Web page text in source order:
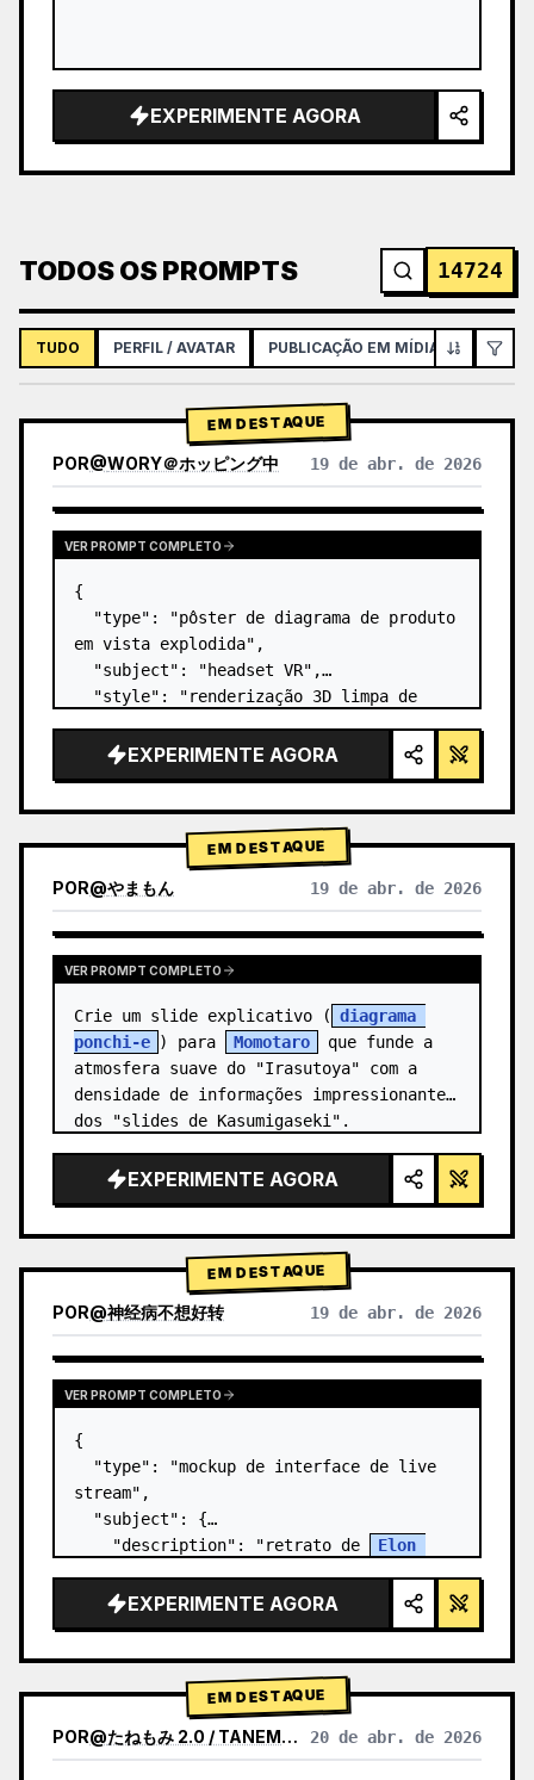
EXPERIMENTE AGORA
TODOS OS PROMPTS 14724
TUDO PERFIL / AVATAR PUBLICAÇÃO EM MÍDIAS SOCIAIS
EM DESTAQUE
POR@WORY＠ホッピング中 19 de abr. de 2026
VER PROMPT COMPLETO
{
  "type": "pôster de diagrama de produto
em vista explodida",
  "subject": "headset VR",
  "style": "renderização 3D limpa de
detalhes brilhantes",
  "background": "{argument
default=\"gradien…
EXPERIMENTE AGORA
EM DESTAQUE
POR@やまもん 19 de abr. de 2026
VER RESULTADOS DE OUTROS MODELOS
VER PROMPT COMPLETO
Crie um slide explicativo ( diagrama
ponchi-e ) para Momotaro
que funde a
atmosfera suave do "Irasutoya" com a
densidade de informações impressionante
dos "slides de Kasumigaseki".
EXPERIMENTE AGORA
EM DESTAQUE
POR@神经病不想好转 19 de abr. de 2026
VER PROMPT COMPLETO
{
  "type": "mockup de interface de live
stream",
  "subject": {
    "description": "retrato de
Elon
preta com um gráfico de esquema técnico
em branco",
EXPERIMENTE AGORA
EM DESTAQUE
POR@たねもみ 2.0 / TANEMOMI VER2.0 20 de abr. de 2026